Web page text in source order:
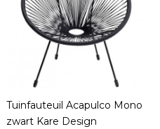
Tuinfauteuil Acapulco Mono
zwart Kare Design